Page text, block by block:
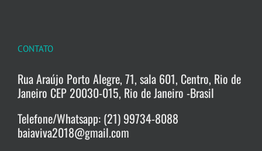
CONTATO
Rua Araújo Porto Alegre, 71, sala 601, Centro, Rio de
Janeiro CEP 20030-015, Rio de Janeiro -Brasil
Telefone/Whatsapp: (21) 99734-8088
baiaviva2018@gmail.com